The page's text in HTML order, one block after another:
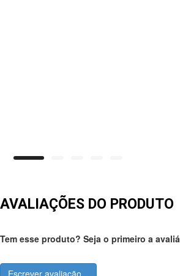
AVALIAÇÕES DO PRODUTO
Tem esse produto? Seja o primeiro a